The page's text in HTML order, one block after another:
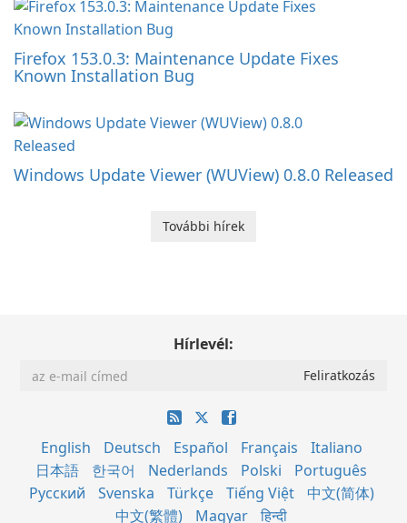
Firefox 153.0.3: Maintenance Update Fixes
Known Installation Bug
Windows Update Viewer (WUView) 0.8.0 Released
További hírek
Hírlevél:
English Deutsch Español Français
Italiano
日本語
한국어 Nederlands Polski
Português
Русский
Svenska Türkçe Tiếng Việt
中文(简体)
中文(繁體)
Magyar हिन्दी